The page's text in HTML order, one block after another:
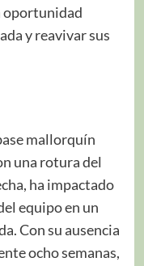
oportunidad
y reavivar sus
mallorquín
una rotura del
ha impactado
equipo en un
Con su ausencia
ocho semanas,